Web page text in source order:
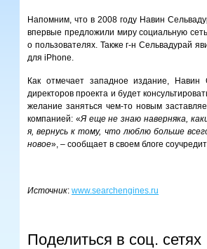
Напомним, что в 2008 году Навин
впервые предложили миру социальную
о пользователях. Также г-н Сельвадурай
для iPhone.
Как отмечает западное издание, Навин
директоров проекта и будет
желание заняться чем-то новым
компанией: «Я еще не знаю наверняка,
я, вернусь к тому, что люблю больше
новое», – сообщает в своем блоге
Источник: www.searchengines.ru
Поделиться в соц. сетях